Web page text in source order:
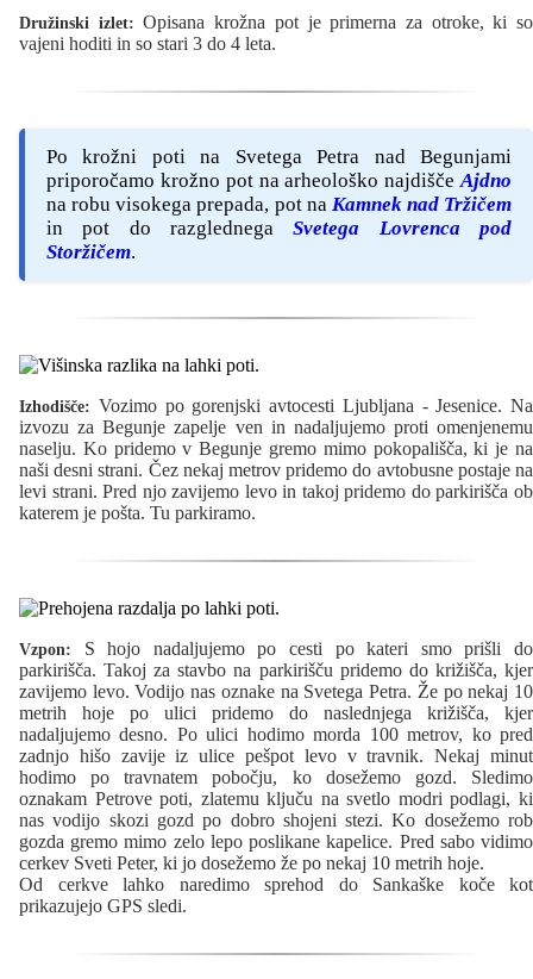
Družinski izlet: Opisana krožna pot je primerna za otroke, ki so
vajeni hoditi in so stari 3 do 4 leta.
Po krožni poti na Svetega Petra nad Begunjami
priporočamo krožno pot na arheološko najdiščeAjdno
na robu visokega prepada, pot na Kamnek nad Tržičem
in pot do razglednegaSvetega Lovrenca pod
Storžičem.
Izhodišče: Vozimo po gorenjski avtocesti Ljubljana - Jesenice. Na
izvozu za Begunje zapelje ven in nadaljujemo proti omenjenemu
naselju. Ko pridemo v Begunje gremo mimo pokopališča, ki je na
naši desni strani. Čez nekaj metrov pridemo do avtobusne postaje na
levi strani. Pred njo zavijemo levo in takoj pridemo do parkirišča ob
katerem je pošta. Tu parkiramo.
Vzpon:
S hojo nadaljujemo po cesti po kateri smo prišli do
parkirišča. Takoj za stavbo na parkirišču pridemo do križišča, kjer
zavijemo levo. Vodijo nas oznake na Svetega Petra. Že po nekaj 10
metrih hoje po ulici pridemo do naslednjega križišča, kjer
nadaljujemo desno. Po ulici hodimo morda 100 metrov, ko pred
zadnjo hišo zavije iz ulice pešpot levo v travnik. Nekaj minut
hodimo po travnatem pobočju, ko dosežemo gozd. Sledimo
oznakam Petrove poti, zlatemu ključu na svetlo modri podlagi, ki
nas vodijo skozi gozd po dobro shojeni stezi. Ko dosežemo rob
gozda gremo mimo zelo lepo poslikane kapelice. Pred sabo vidimo
cerkev Sveti Peter, ki jo dosežemo že po nekaj 10 metrih hoje.
Od cerkve lahko naredimo sprehod do Sankaške koče kot
prikazujejo GPS sledi.